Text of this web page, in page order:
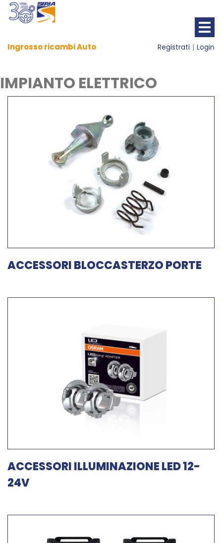
Ingrosso ricambi Auto Registrati Login
IMPIANTO ELETTRICO
ACCESSORI BLOCCASTERZO PORTE
ACCESSORI ILLUMINAZIONE LED 12-
24V